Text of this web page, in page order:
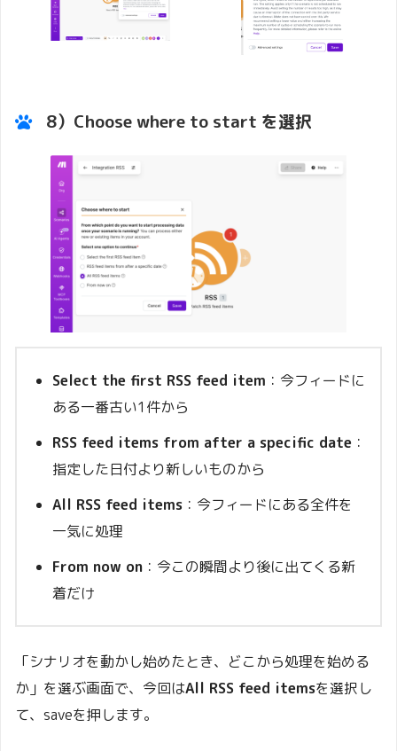
8）Choose where to start を選択
Select the first RSS feed item ：今フィードに
ある一番古い1件から
RSS feed items from after a specific date ：
指定した日付より新しいものから
All RSS feed items ：今フィードにある全件を
一気に処理
From now on ：今この瞬間より後に出てくる新
着だけ
「シナリオを動かし始めたとき、どこから処理を始める
か」を選ぶ画面で、今回はAll RSS feed itemsを選択し
て、saveを押します。